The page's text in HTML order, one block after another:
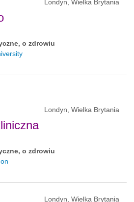
Londyn, Wielka Brytania
o zdrowiu
Londyn, Wielka Brytania
o zdrowiu
Londyn, Wielka Brytania